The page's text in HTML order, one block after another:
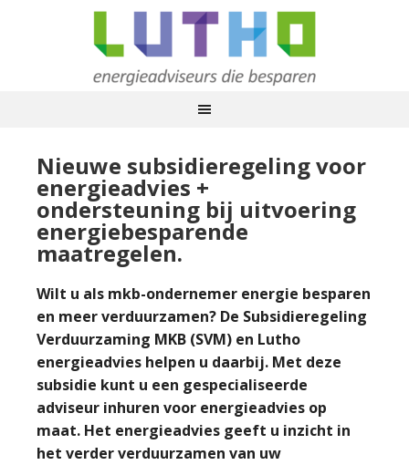
Nieuwe subsidieregeling voor
energieadvies +
ondersteuning bij uitvoering
energiebesparende
maatregelen.
Wilt u als mkb-ondernemer energie besparen
en meer verduurzamen? De Subsidieregeling
Verduurzaming MKB (SVM) en Lutho
energieadvies helpen u daarbij. Met deze
subsidie kunt u een gespecialiseerde
adviseur inhuren voor energieadvies op
maat. Het energieadvies geeft u inzicht in
het verder verduurzamen van uw